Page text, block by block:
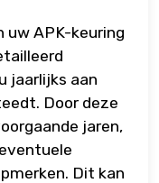
uw APK-keuring
jaarlijks aan
Door deze
jaren,
Dit kan